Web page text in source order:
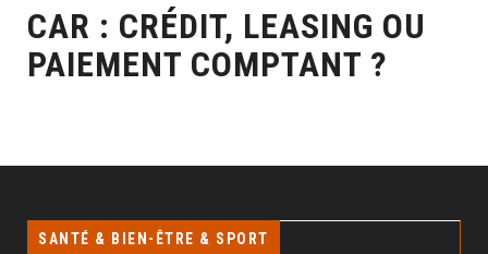
CAR : CRÉDIT, LEASING OU
PAIEMENT COMPTANT ?
SANTÉ & BIEN-ÊTRE & SPORT